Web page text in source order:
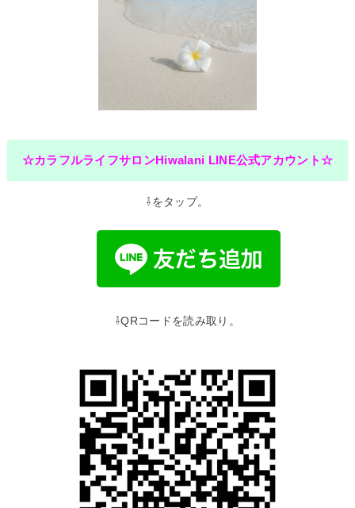
☆カラフルライフサロンHiwalani LINE公式アカウント☆
⇩をタップ。
⇩QRコードを読み取り。